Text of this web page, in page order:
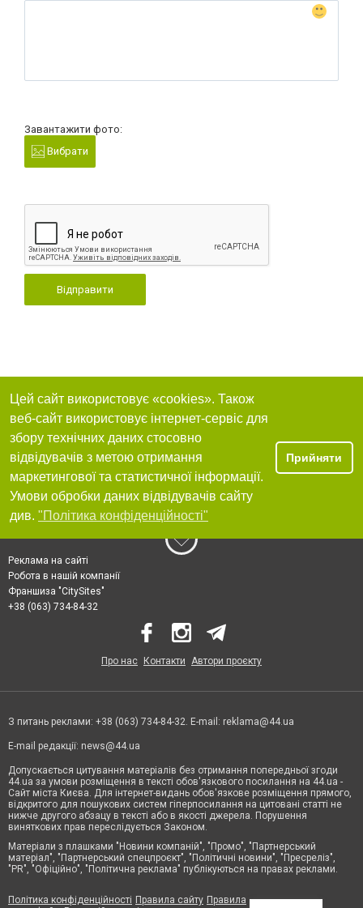
Завантажити фото:
Вибрати
Відправити
Цей сайт використовує «cookies». Також
веб-сайт використовує інтернет-сервіс для
збору технічних даних стосовно
відвідувачів з метою отримання
маркетингової та статистичної інформації.
Умови обробки даних відвідувачів сайту
див. "Політика конфіденційності"
Прийняти
Реклама на сайті
Робота в нашій компанії
Франшиза "CitySites"
+38 (063) 734-84-32
Про нас Контакти Автори проєкту
З питань реклами: +38 (063) 734-84-32. E-mail: reklama@44.ua
E-mail редакції: news@44.ua
Допускається цитування матеріалів без отримання попередньої згоди
44.ua за умови розміщення в тексті обов'язкового посилання на 44.ua -
Сайт міста Києва. Для інтернет-видань обов'язкове розміщення прямого,
відкритого для пошукових систем гіперпосилання на цитовані статті не
нижче другого абзацу в тексті або в якості джерела. Порушення
виняткових прав переслідується Законом.
Матеріали з плашками "Новини компаній", "Промо", "Партнерський
матеріал", "Партнерський спецпроєкт", "Політичні новини", "Пресреліз",
"PR", "Офіційно", "Політична реклама" публікуються на правах реклами.
Політика конфіденційності Правила сайту Правила